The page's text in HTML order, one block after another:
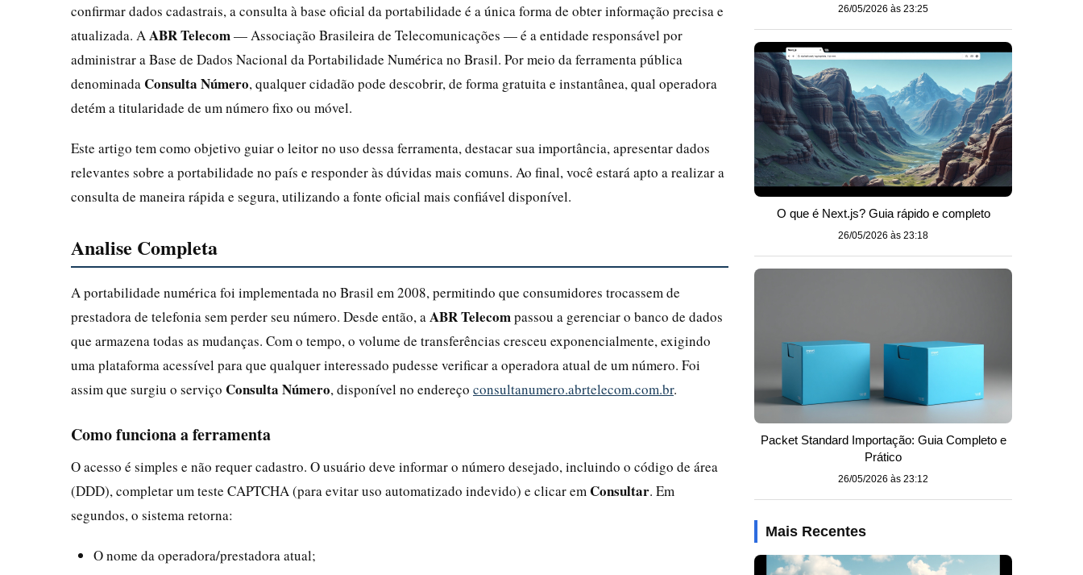
confirmar dados cadastrais, a consulta à base oficial da portabilidade é a única forma de obter informação precisa e
atualizada. A ABR Telecom— Associação Brasileira de Telecomunicações — é a entidade responsável por
administrar a Base de Dados Nacional da Portabilidade Numérica no Brasil. Por meio da ferramenta pública
denominada Consulta Número, qualquer cidadão pode descobrir, de forma gratuita e instantânea, qual operadora
detém a titularidade de um número fixo ou móvel.
Este artigo tem como objetivo guiar o leitor no uso dessa ferramenta, destacar sua importância, apresentar dados
relevantes sobre a portabilidade no país e responder às dúvidas mais comuns. Ao final, você estará apto a realizar a
consulta de maneira rápida e segura, utilizando a fonte oficial mais confiável disponível.
Analise Completa
A portabilidade numérica foi implementada no Brasil em 2008, permitindo que consumidores trocassem de
prestadora de telefonia sem perder seu número. Desde então, a ABR Telecompassou a gerenciar o banco de dados
que armazena todas as mudanças. Com o tempo, o volume de transferências cresceu exponencialmente, exigindo
uma plataforma acessível para que qualquer interessado pudesse verificar a operadora atual de um número. Foi
assim que surgiu o serviço Consulta Número, disponível no endereço consultanumero.abrtelecom.com.br.
Como funciona a ferramenta
O acesso é simples e não requer cadastro. O usuário deve informar o número desejado, incluindo o código de área
(DDD), completar um teste CAPTCHA (para evitar uso automatizado indevido) e clicar em Consultar. Em
segundos, o sistema retorna:
O nome da operadora/prestadora atual;
26/05/2026 às 23:25
O que é Next.js? Guia rápido e completo
26/05/2026 às 23:18
Packet Standard Importação: Guia Completo e
Prático
26/05/2026 às 23:12
Mais Recentes